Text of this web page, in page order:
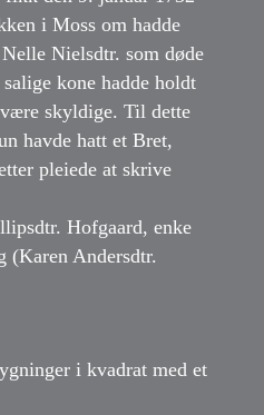
i Moss om hadde
Nielsdtr. som døde
kone hadde holdt
skyldige. Til dette
havde hatt et Bret,
pleiede at skrive
Hofgaard, enke
(Karen Andersdtr.
i kvadrat med et